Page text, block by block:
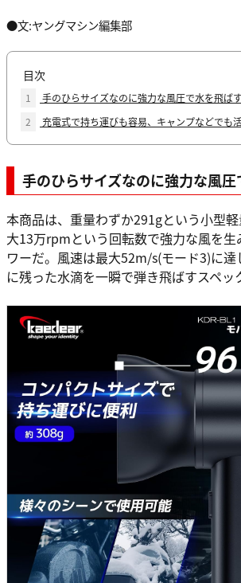
●文:ヤングマシン編集部
目次
1
手のひらサイズなのに強力な風圧で水を飛ば
2
充電式で持ち運びも容易、キャンプなどでも
手のひらサイズなのに強力な風
本商品は、重量わずか291gという小型
大13万rpmという回転数で強力な風を生
ワーだ。風速は最大52m/s(モード3)に
に残った水滴を一瞬で弾き飛ばすスペッ